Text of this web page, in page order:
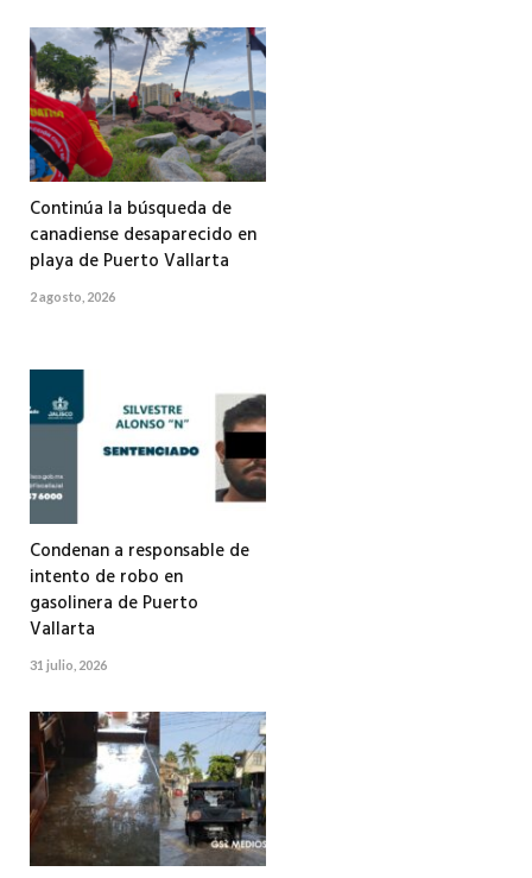
Continúa la búsqueda de
canadiense desaparecido en
playa de Puerto Vallarta
2 agosto, 2026
Condenan a responsable de
intento de robo en
gasolinera de Puerto
Vallarta
31 julio, 2026